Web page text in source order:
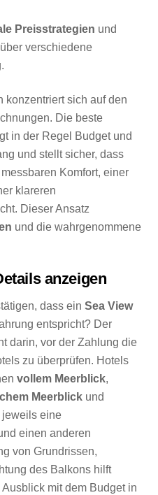
Preisstrategien und
verschiedene
konzentriert sich auf den
Die beste
in der Regel Budget und
und stellt sicher, dass
Komfort, einer
klareren
Dieser Ansatz
und die wahrgenommene
anzeigen
dass einSea View
entspricht? Der
darin, vor der Zahlung die
zu überprüfen. Hotels
vollem Meerblick,
Meerblick und
jeweils eine
einen anderen
von Grundrissen,
des Balkons hilft
mit dem Budget in